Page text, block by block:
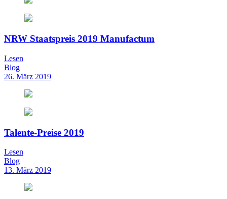
NRW Staatspreis 2019 Manufactum
Lesen
Blog
26. März 2019
Talente-Preise 2019
Lesen
Blog
13. März 2019